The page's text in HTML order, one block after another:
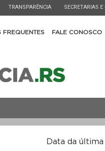
ESTADO
TRANSPARÊNCIA ESTADO
SECRETARIAS E
FREQUENTES FALE CONOSCO
Data da